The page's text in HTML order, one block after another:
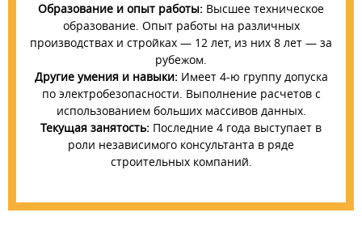
Образование и опыт работы: Высшее техническое
образование. Опыт работы на различных
производствах и стройках — 12 лет, из них 8 лет — за
рубежом.
Другие умения и навыки:Имеет 4-ю группу допуска
по электробезопасности. Выполнение расчетов с
использованием больших массивов данных.
Текущая занятость: Последние 4 года выступает в
роли независимого консультанта в ряде
строительных компаний.